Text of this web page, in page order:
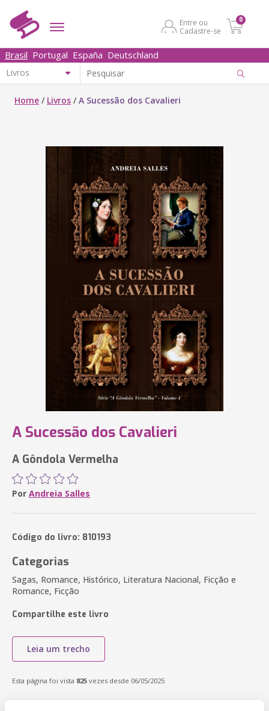
Entre ou
Cadastre-se
0
Brasil Portugal España Deutschland
Home / Livros /A Sucessão dos Cavalieri
A Sucessão dos Cavalieri
A Gôndola Vermelha
Por Andreia Salles
Código do livro: 810193
Categorias
Sagas, Romance, Histórico, Literatura Nacional, Ficção e
Romance, Ficção
Compartilhe este livro
Leia um trecho
Esta página foi vista 825 vezes desde 06/05/2025